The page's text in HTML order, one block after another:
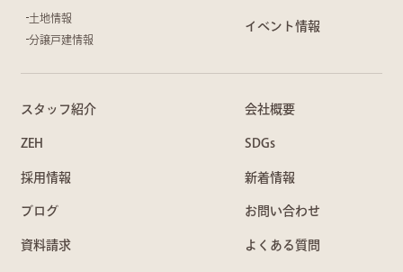
土地情報
分譲戸建情報
イベント情報
スタッフ紹介 会社概要
ZEH SDGs
採用情報 新着情報
ブログ お問い合わせ
資料請求 よくある質問